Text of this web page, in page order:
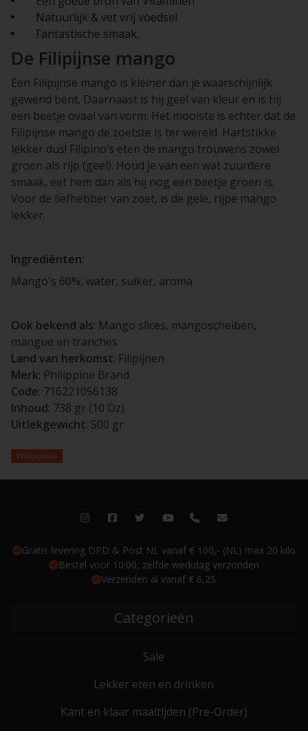
Natuurlijk & vet vrij voedsel
Fantastische smaak.
De Filipijnse mango
Een Filipijnse mango is kleiner dan je waarschijnlijk
gewend bent. Daarnaast is hij geel van kleur en is hij
een beetje ovaal van vorm. Het mooiste is echter dat de
Filipijnse mango de zoetste is ter wereld. Hartstikke
lekker dus! Filipino’s eten de mango trouwens zowel
groen als rijp (geel). Houd je van een wat zuurdere
smaak, eet hem dan als hij nog een beetje groen is.
Voor de liefhebber van zoet, is de gele, rijpe mango
lekker.
Ingrediënten:
Mango's 60%, water, suiker, aroma
Ook bekend als: Mango slices, mangoscheiben,
mangue en tranches
Land van herkomst: Filipijnen
Merk: Philippine Brand
Code: 716221056138
Inhoud: 738 gr (10 Oz)
Uitlekgewicht: 500 gr
Philippines
Gratis levering DPD & Post NL vanaf € 100,- (NL) max 20 kilo
Bestel voor 10:00, zelfde werkdag verzonden
Verzenden al vanaf € 6,25
Categorieën
Sale
Lekker eten en drinken
Kant en klaar maaltijden (Pre-Order)